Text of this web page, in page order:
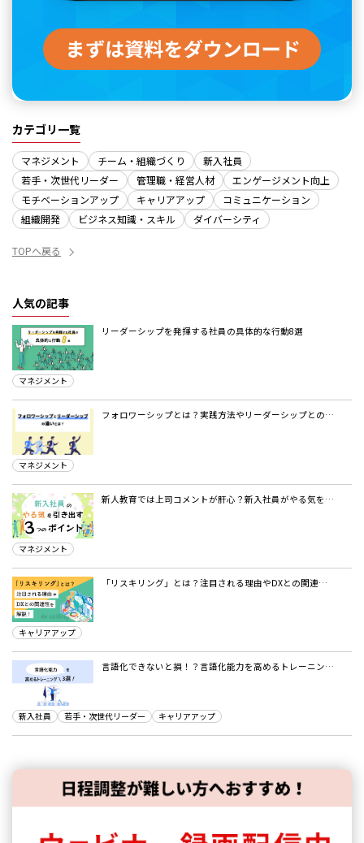
カテゴリ一覧
マネジメント チーム・組織づくり
新入社員
若手・次世代リーダー
管理職・経営人材
エンゲージメント向上
モチベーションアップ
キャリアアップ
コミュニケーション
組織開発
ビジネス知識・スキル ダイバーシティ
TOPへ戻る
人気の記事
リーダーシップを発揮する社員の具体的な行動8選
マネジメント
フォロワーシップとは？実践方法やリーダーシップとの…
マネジメント
新人教育では上司コメントが肝心？新入社員がやる気を…
マネジメント
「リスキリング」とは？注目される理由やDXとの関連…
キャリアアップ
言語化できないと損！？言語化能力を高めるトレーニン…
新入社員 若手・次世代リーダー キャリアアップ